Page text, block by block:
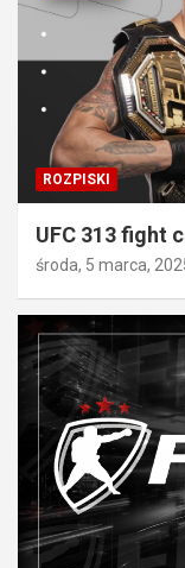
ROZPISKI
UFC 313 fight
środa, 5 marca,